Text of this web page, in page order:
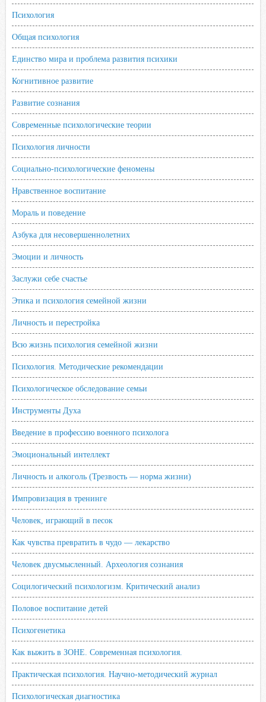
Психология
Общая психология
Единство мира и проблема развития психики
Когнитивное развитие
Развитие сознания
Современные психологические теории
Психология личности
Социально-психологические феномены
Нравственное воспитание
Мораль и поведение
Азбука для несовершеннолетних
Эмоции и личность
Заслужи себе счастье
Этика и психология семейной жизни
Личность и перестройка
Всю жизнь психология семейной жизни
Психология. Методические рекомендации
Психологическое обследование семьи
Инструменты Духа
Введение в профессию военного психолога
Эмоциональный интеллект
Личность и алкоголь (Трезвость — норма жизни)
Импровизация в тренинге
Человек, играющий в песок
Как чувства превратить в чудо — лекарство
Человек двусмысленный. Археология сознания
Социлогический психологизм. Критический анализ
Половое воспитание детей
Психогенетика
Как выжить в ЗОНЕ. Современная психология.
Практическая психология. Научно-методический журнал
Психологическая диагностика